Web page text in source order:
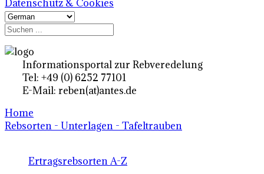
Datenschutz & Cookies
Informationsportal zur Rebveredelung
Tel: +49 (0) 6252 77101
E-Mail: reben(at)antes.de
Home
Rebsorten - Unterlagen - Tafeltrauben
Ertragsrebsorten A-Z